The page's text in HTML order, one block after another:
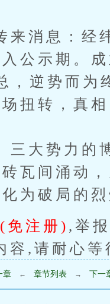
消息：经
公示期。
，逆势而为
扭转，真
大势力的
瓦间涌动
为破局的烈
免注册) ,举
容,请耐心等
章 ← 章节列表 → 下一